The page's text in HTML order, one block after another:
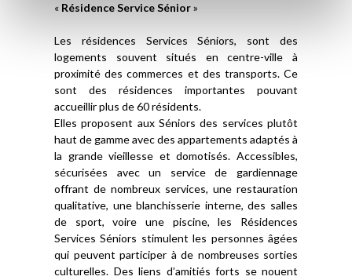
« Résidence Service Sénior»
Les résidences Services Séniors, sont des
logements souvent situés en centre-ville à
proximité des commerces et des transports. Ce
sont des résidences importantes pouvant
accueillir plus de 60 résidents.
Elles proposent aux Séniors des services plutôt
haut de gamme avec des appartements adaptés à
la grande vieillesse et domotisés. Accessibles,
sécurisées avec un service de gardiennage
offrant de nombreux services, une restauration
qualitative, une blanchisserie interne, des salles
de sport, voire une piscine, les Résidences
Services Séniors stimulent les personnes âgées
qui peuvent participer à de nombreuses sorties
culturelles. Des liens d’amitiés forts se nouent